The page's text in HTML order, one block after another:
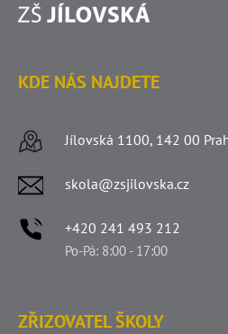
KDE NÁS NAJDETE
Jílovská 1100, 142 00
skola@zsjilovska.cz
+420 241 493 212
Po-Pá: 8:00 - 17:00
ZŘIZOVATEL ŠKOLY